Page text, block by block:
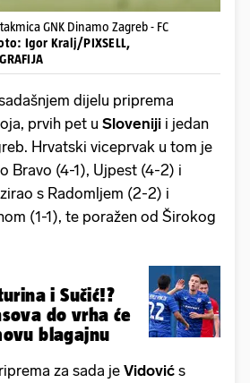
GNK Dinamo Zagreb - FC
Igor Kralj/PIXSELL,
dijelu priprema
prvih pet u Sloveniji i jedan
Hrvatski viceprvak u tom je
Bravo (4-1), Ujpest (4-2) i
s Radomljem (2-2) i
(1-1), te poražen od Širokog
i Sučić!?
do vrha će
blagajnu
za sada je Vidović s